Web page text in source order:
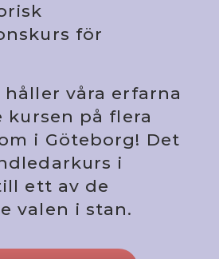
för
håller våra erfarna
kursen på flera
i Göteborg! Det
i
ett av de
valen i stan.